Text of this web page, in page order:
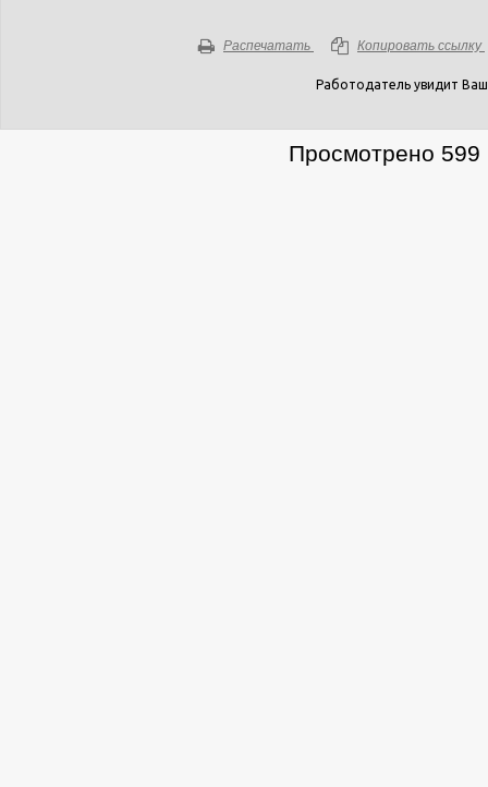
Распечатать Копировать ссылку
Работодатель увидит
Просмотрено 599